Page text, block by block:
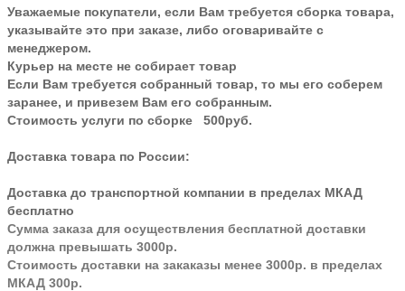
Уважаемые покупатели, если Вам требуется сборка товара,
указывайте это при заказе, либо оговаривайте с
менеджером.
Курьер на месте не собирает товар
Если Вам требуется собранный товар, то мы его соберем
заранее, и привезем Вам его собранным.
Стоимость услуги по сборке 500руб.
Доставка товара по России:
Доставка до транспортной компании в пределах МКАД
бесплатно
Сумма заказа для осуществления бесплатной доставки
должна превышать 3000р.
Стоимость доставки на закаказы менее 3000р. в пределах
МКАД 300р.